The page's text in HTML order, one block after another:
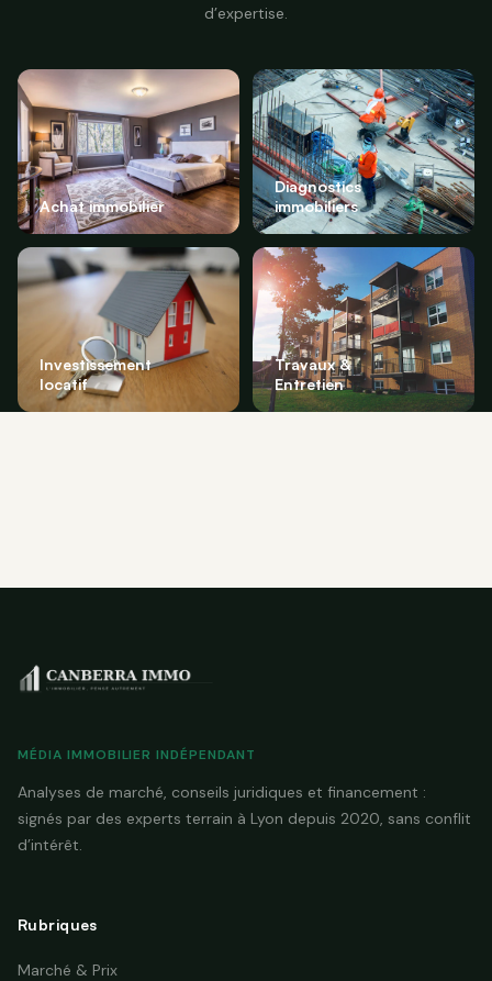
d’expertise.
Achat immobilier
Diagnostics
immobiliers
Investissement
locatif
Travaux &
Entretien
MÉDIA IMMOBILIER INDÉPENDANT
Analyses de marché, conseils juridiques et financement :
signés par des experts terrain à Lyon depuis 2020, sans conflit
d’intérêt.
Rubriques
Marché & Prix